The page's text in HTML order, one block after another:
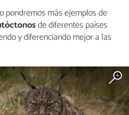
pondremos más ejemplos de
de diferentes países
y diferenciando mejor a las